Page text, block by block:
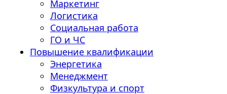
Маркетинг
Логистика
Социальная работа
ГО и ЧС
Повышение квалификации
Энергетика
Менеджмент
Физкультура и спорт